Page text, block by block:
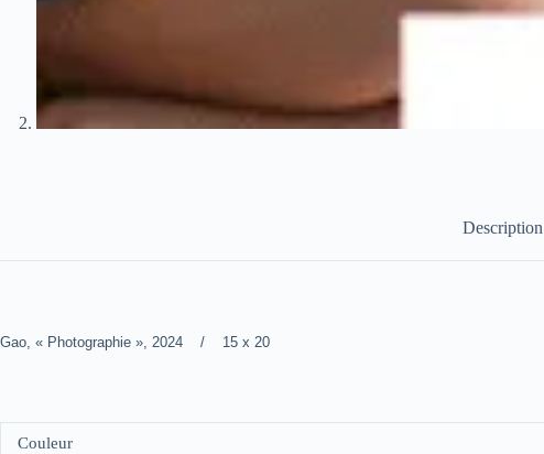
Description
Gao, « Photographie », 2024 / 15 x 20
Couleur